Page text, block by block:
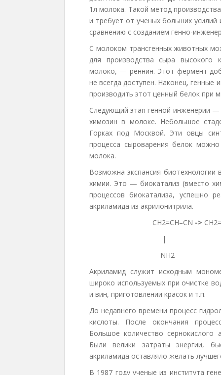
1л молока. Такой метод
и требует от ученых больших
сравнению с созданием генно-
С молоком трансгенных животных
для производства сыра высокого
молоко, — реннин. Этот фермент
не всегда доступен. Наконец,
производить этот ценный белок при
Следующий этап генной инженерии —
химозин в молоке. Небольшое
Горках под Москвой. Эти овцы
процесса сыроварения белок
молока.
Возможна экспансия биотехнологии
химии. Это — биокатализ (вместо
процессов биокатализа, успешно
акриламида из акрилонитрила.
CH2=CH–CN ->
|
NH2
Акриламид служит исходным
широко используемых при очистке
и вин, приготовлении красок и т.п.
До недавнего времени процесс
кислоты. После окончания
Большое количество
Были велики затраты энергии,
акриламида оставляло желать
В 1987 году ученые из института